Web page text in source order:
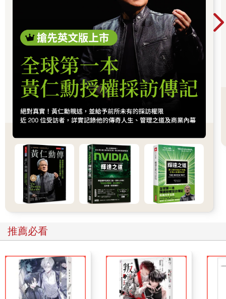
利與出口預期同步上修。這不只是股市行情，而
是一次世界趨勢的重組：AI正在重寫產業分工，
也正在改變資本流向與全球經濟結構。
推薦必看